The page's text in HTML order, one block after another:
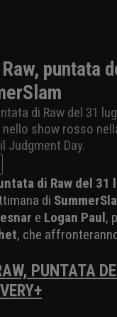
Raw, puntata
di Raw del 31
show rosso
Judgment Day.
di Raw del
di
e Logan Paul,
, che
PUNTATA